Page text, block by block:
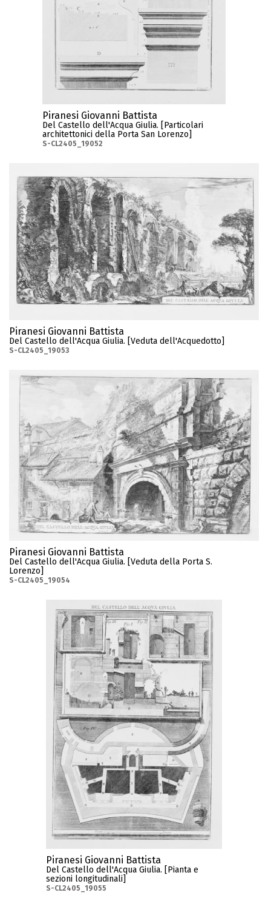
Piranesi Giovanni Battista
Del Castello dell'Acqua Giulia. [Particolari
architettonici della Porta San Lorenzo]
S-CL2405_19052
Piranesi Giovanni Battista
Del Castello dell'Acqua Giulia. [Veduta dell'Acquedotto]
S-CL2405_19053
Piranesi Giovanni Battista
Del Castello dell'Acqua Giulia. [Veduta della Porta S.
Lorenzo]
S-CL2405_19054
Piranesi Giovanni Battista
Del Castello dell'Acqua Giulia. [Pianta e
sezioni longitudinali]
S-CL2405_19055